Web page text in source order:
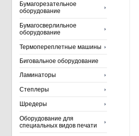
Бумагорезательное
оборудование
Бумагосверлильное
оборудование
Термопереплетные машины
Биговальное оборудование
Ламинаторы
Степлеры
Шредеры
Оборудование для
специальных видов печати